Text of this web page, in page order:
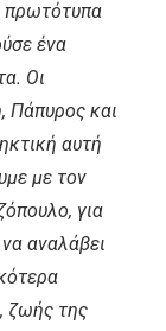
πρωτότυπα
ένα
Οι
Πάπυρος και
αυτή
με τον
για
αναλάβει
ζωής της